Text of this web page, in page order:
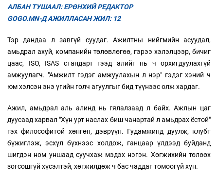
АЛБАН ТУШААЛ: ЕРӨНХИЙ РЕДАКТОР
GOGO.MN-Д АЖИЛЛАСАН ЖИЛ: 12
Тэр дандаа л завгүй суудаг. Ажилтны нийгмийн асуудал,
амьдрал ахуй, компанийн төлөвлөгөө, гэрээ хэлэлцээр, бичиг
цаас, ISO, ISAS стандарт гээд алийг нь ч орхигдуулахгүй
амжуулагч. "Амжилт гэдэг амжуулахын л нэр" гэдэг хэний ч
юм хэлсэн энэ үгийн голч агуулгыг бид түүнээс олж хардаг.
Ажил, амьдрал аль алинд нь гялалзаад л байх. Ажлын цаг
дуусаад харвал "Хүн урт наслах биш чанартай л амьдрах ёстой"
гэх философитой хөнгөн, дэврүүн. Гудамжинд дуулж, клубт
бүжиглэж, эсхүл бүхнээс холдож, ганцаар үлдээд буйданд
шигдэн ном уншаад суучхаж мэдэх нэгэн. Хөгжихийн төлөөх
зогсошгүй хүсэлтэй, хөгжилдөж ч бас чаддаг томоогүй хүн.